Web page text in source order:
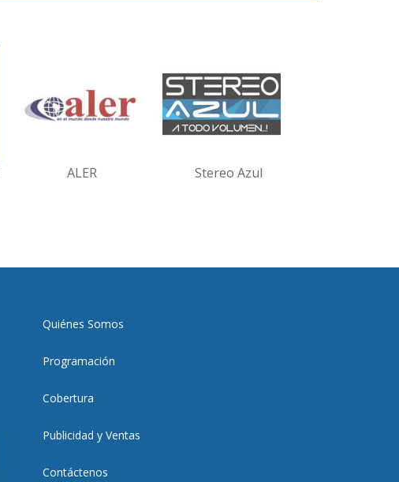
ALER Stereo Azul
Quiénes Somos
Programación
Cobertura
Publicidad y Ventas
Contáctenos